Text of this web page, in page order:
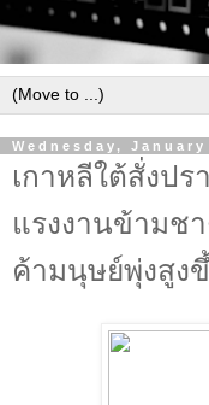
Wednesday, January
เกาหลีใต้สั่งป
แรงงานข้ามช
ค้ามนุษย์พุ่งสูง